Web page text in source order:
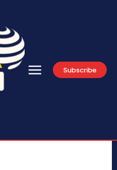
Subscribe